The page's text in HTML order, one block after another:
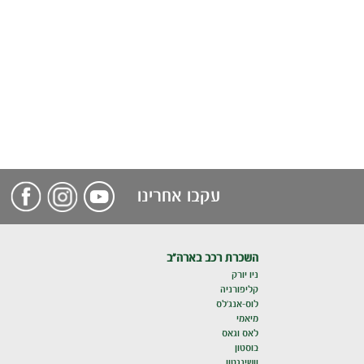
עקבו אחרינו
השכרת רכב בארה"ב
ניו יורק
קליפורניה
לוס-אנג'לס
מיאמי
לאס וגאס
בוסטון